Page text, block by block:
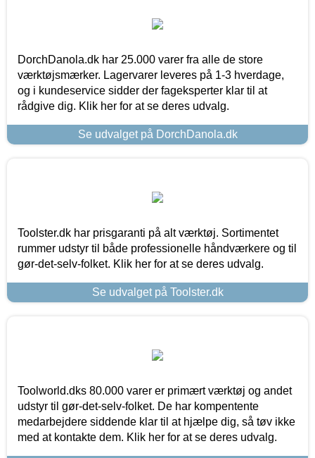
DorchDanola.dk har 25.000 varer fra alle de store
værktøjsmærker. Lagervarer leveres på 1-3 hverdage,
og i kundeservice sidder der fageksperter klar til at
rådgive dig. Klik her for at se deres udvalg.
Se udvalget på DorchDanola.dk
Toolster.dk har prisgaranti på alt værktøj. Sortimentet
rummer udstyr til både professionelle håndværkere og til
gør-det-selv-folket. Klik her for at se deres udvalg.
Se udvalget på Toolster.dk
Toolworld.dks 80.000 varer er primært værktøj og andet
udstyr til gør-det-selv-folket. De har kompentente
medarbejdere siddende klar til at hjælpe dig, så tøv ikke
med at kontakte dem. Klik her for at se deres udvalg.